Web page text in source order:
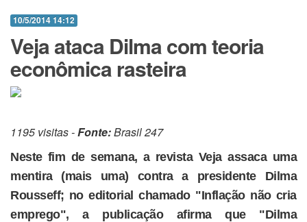
10/5/2014 14:12
Veja ataca Dilma com teoria
econômica rasteira
1195 visitas -Fonte:Brasil 247
Neste fim de semana, a revista Veja assaca uma
mentira (mais uma) contra a presidente Dilma
Rousseff; no editorial chamado "Inflação não cria
emprego", a publicação afirma que "Dilma